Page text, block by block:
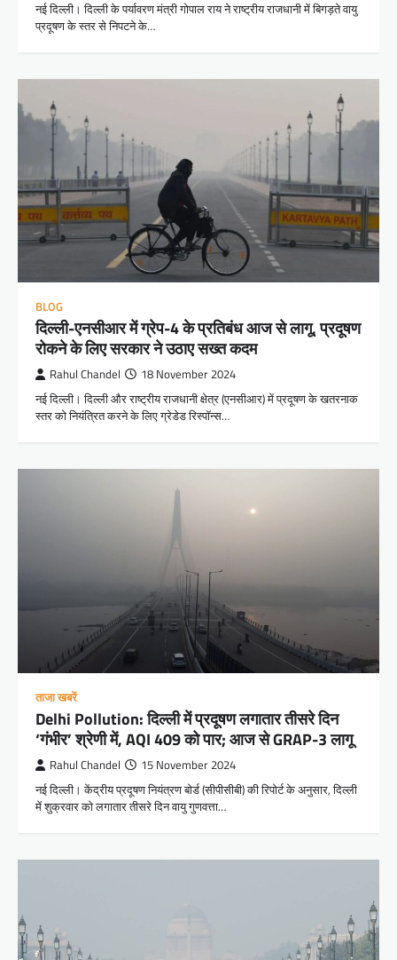
नई दिल्ली। दिल्ली के पर्यावरण मंत्री गोपाल राय ने राष्ट्रीय राजधानी में बिगड़ते वायु
प्रदूषण के स्तर से निपटने के…
BLOG
दिल्ली-एनसीआर में ग्रेप-4 के प्रतिबंध आज से लागू, प्रदूषण
रोकने के लिए सरकार ने उठाए सख्त कदम
Rahul Chandel 18 November 2024
नई दिल्ली। दिल्ली और राष्ट्रीय राजधानी क्षेत्र (एनसीआर) में प्रदूषण के खतरनाक
स्तर को नियंत्रित करने के लिए ग्रेडेड रिस्पॉन्स…
ताजा खबरें
Delhi Pollution: दिल्ली में प्रदूषण लगातार तीसरे दिन
‘गंभीर’ श्रेणी में, AQI 409 को पार; आज से GRAP-3 लागू
Rahul Chandel 15 November 2024
नई दिल्ली। केंद्रीय प्रदूषण नियंत्रण बोर्ड (सीपीसीबी) की रिपोर्ट के अनुसार, दिल्ली
में शुक्रवार को लगातार तीसरे दिन वायु गुणवत्ता…